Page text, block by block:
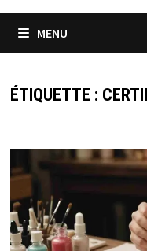
MENU
ÉTIQUETTE :